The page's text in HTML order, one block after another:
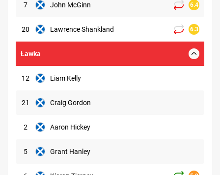
7 John McGinn 6.4
20 Lawrence Shankland 6.3
Ławka
12 Liam Kelly
21 Craig Gordon
2 Aaron Hickey
5 Grant Hanley